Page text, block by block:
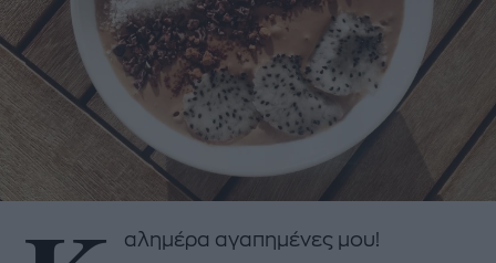
αλημέρα αγαπημένες μου!